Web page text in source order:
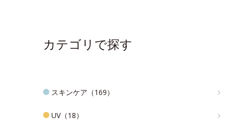
カテゴリで探す
スキンケア（169）
UV（18）